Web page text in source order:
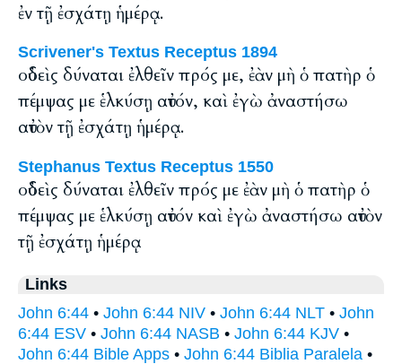
ἐν τῇ ἐσχάτῃ ἡμέρᾳ.
Scrivener's Textus Receptus 1894
οὐδεὶς δύναται ἐλθεῖν πρός με, ἐὰν μὴ ὁ πατὴρ ὁ
πέμψας με ἑλκύσῃ αὐτόν, καὶ ἐγὼ ἀναστήσω
αὐτὸν τῇ ἐσχάτῃ ἡμέρᾳ.
Stephanus Textus Receptus 1550
οὐδεὶς δύναται ἐλθεῖν πρός με ἐὰν μὴ ὁ πατὴρ ὁ
πέμψας με ἑλκύσῃ αὐτόν καὶ ἐγὼ ἀναστήσω αὐτὸν
τῇ ἐσχάτῃ ἡμέρᾳ
Links
John 6:44 • John 6:44 NIV • John 6:44 NLT • John
6:44 ESV • John 6:44 NASB • John 6:44 KJV •
John 6:44 Bible Apps • John 6:44 Biblia Paralela •